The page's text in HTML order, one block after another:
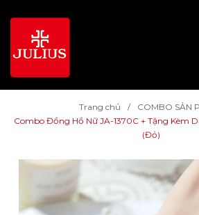
Trang chủ
COMBO SẢN
Combo Đồng Hồ Nữ JA-1370C + Tặng Kèm
(Đỏ)